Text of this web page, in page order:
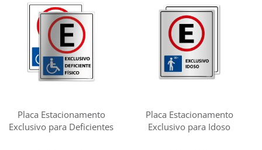
Placa Estacionamento
Exclusivo para Deficientes
Placa Estacionamento
Exclusivo para Idoso